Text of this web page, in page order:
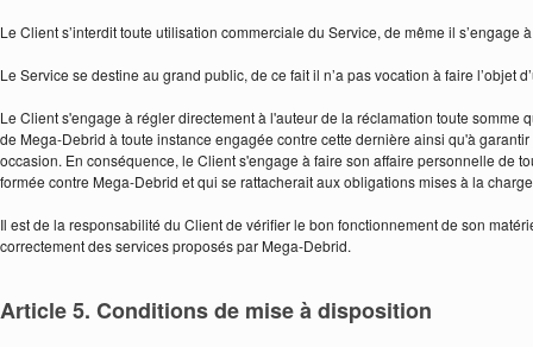
Le Client s’interdit toute utilisation commerciale du Service, de même il
Le Service se destine au grand public, de ce fait il n’a pas vocation à faire l’objet
Le Client s'engage à régler directement à l'auteur de la réclamation toute
de Mega-Debrid à toute instance engagée contre cette dernière ainsi qu'à
occasion. En conséquence, le Client s'engage à faire son affaire personnelle de
formée contre Mega-Debrid et qui se rattacherait aux obligations mises à la
Il est de la responsabilité du Client de vérifier le bon fonctionnement de son
correctement des services proposés par Mega-Debrid.
Article 5. Conditions de mise à disposition